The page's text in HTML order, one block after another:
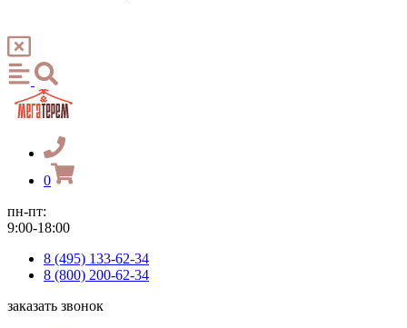
0
пн-пт:
9:00-18:00
8 (495) 133-62-34
8 (800) 200-62-34
заказать звонок